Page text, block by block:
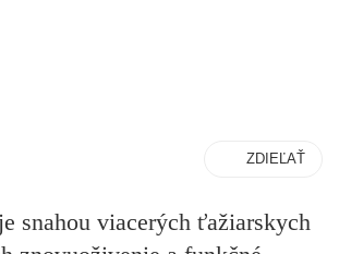
ZDIEĽAŤ
snahou viacerých ťažiarskych